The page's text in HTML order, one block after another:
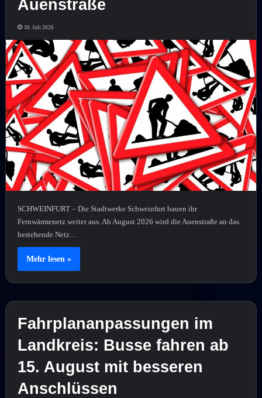
Auenstraße
30. Juli 2026
SCHWEINFURT – Die Stadtwerke Schweinfurt bauen ihr
Fernwärmenetz weiter aus. Ab August 2026 wird die Auenstraße an das
bestehende Netz…
Mehr lesen »
Fahrplananpassungen im
Landkreis: Busse fahren ab
15. August mit besseren
Anschlüssen